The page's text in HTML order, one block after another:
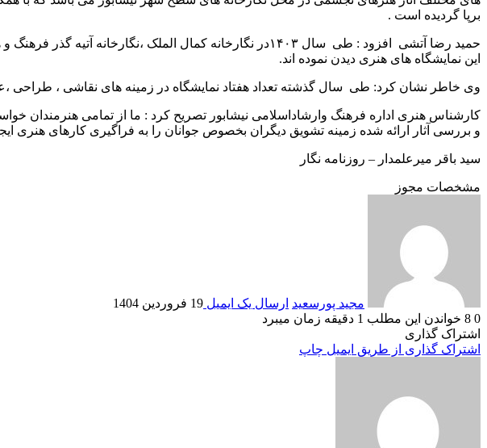
برپا گردیده است .
حمید رضا آتشی افزود : طی سال ۱۴۰۳در نگارخانه کمال الملک
این نمایشگاه های هنری دیدن نموده اند.
وی خاطر نشان کرد: طی سال گذشته تعداد هفتاد نمایشگاه در زمینه های نقاشی ،
کارشناس هنری اداره فرهنگ وارشاداسلامی نیشابور تصریح کرد : ما از تمامی هنرمندان
و بررسی آثار ارائه شده زمینه تشویق دیگران بخصوص جوانان را به فراگیری کارهای هنری
سید باقر میرعلمدار – روزنامه نگار
مشخصات مجوز
مجید پورسعید ارسال یک ایمیل 19 فروردین 1404
0
خواندن این مطلب 1 دقیقه زمان میبرد
اشتراک گذاری
اشتراک گذاری از طریق ایمیل چاپ